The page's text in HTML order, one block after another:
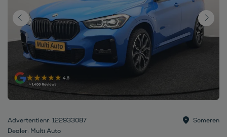
Advertentienr: 122933087
Dealer: Multi Auto
Someren